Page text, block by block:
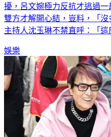
擾，呂文婉極力反抗才逃過一
雙方才解開心結，豈料，「
主持人沈玉琳不禁直呼：「這
娛樂